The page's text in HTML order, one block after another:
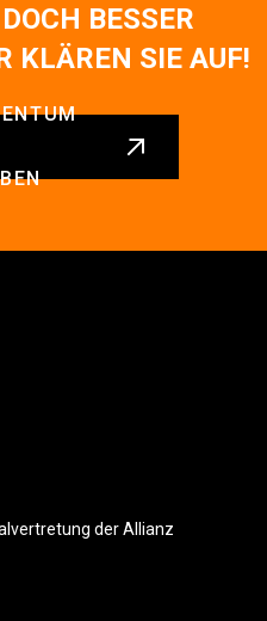
BESSER
KLÄREN SIE AUF!
der Allianz